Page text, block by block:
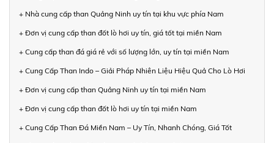
+ Nhà cung cấp than Quảng Ninh uy tín tại khu vực phía Nam
+ Đơn vị cung cấp than đốt lò hơi uy tín, giá tốt tại miền Nam
+ Cung cấp than đá giá rẻ với số lượng lớn, uy tín tại miền Nam
+ Cung Cấp Than Indo – Giải Pháp Nhiên Liệu Hiệu Quả Cho Lò Hơi
+ Đơn vị cung cấp than Quảng Ninh uy tín tại miền Nam
+ Đơn vị cung cấp than đốt lò hơi uy tín tại miền Nam
+ Cung Cấp Than Đá Miền Nam – Uy Tín, Nhanh Chóng, Giá Tốt